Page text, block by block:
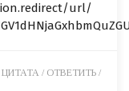
url/
ЦИТАТА / ОТВЕТИТЬ /